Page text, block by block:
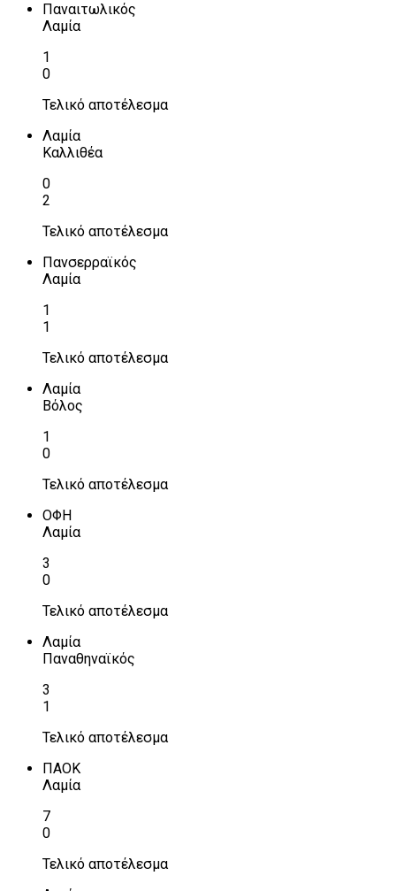
Παναιτωλικός
Λαμία
1
0
Τελικό αποτέλεσμα
Λαμία
Καλλιθέα
0
2
Τελικό αποτέλεσμα
Πανσερραϊκός
Λαμία
1
1
Τελικό αποτέλεσμα
Λαμία
Βόλος
1
0
Τελικό αποτέλεσμα
ΟΦΗ
Λαμία
3
0
Τελικό αποτέλεσμα
Λαμία
Παναθηναϊκός
3
1
Τελικό αποτέλεσμα
ΠΑΟΚ
Λαμία
7
0
Τελικό αποτέλεσμα